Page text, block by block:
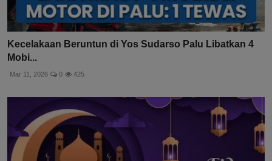
Kecelakaan Beruntun di Yos Sudarso Palu Libatkan 4
Mobi...
Mar 11, 2026 0 425